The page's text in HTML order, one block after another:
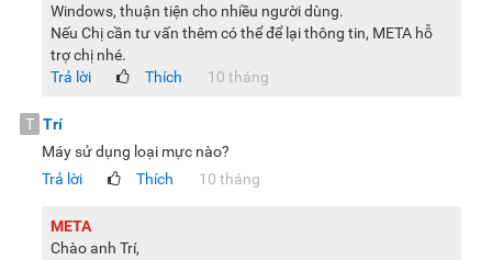
Windows, thuận tiện cho nhiều người dùng.
Nếu Chị cần tư vấn thêm có thể để lại thông tin, META hỗ
trợ chị nhé.
Trả lời
Thích 10 tháng
T Trí
Máy sử dụng loại mực nào?
Trả lời
Thích 10 tháng
META
Chào anh Trí,